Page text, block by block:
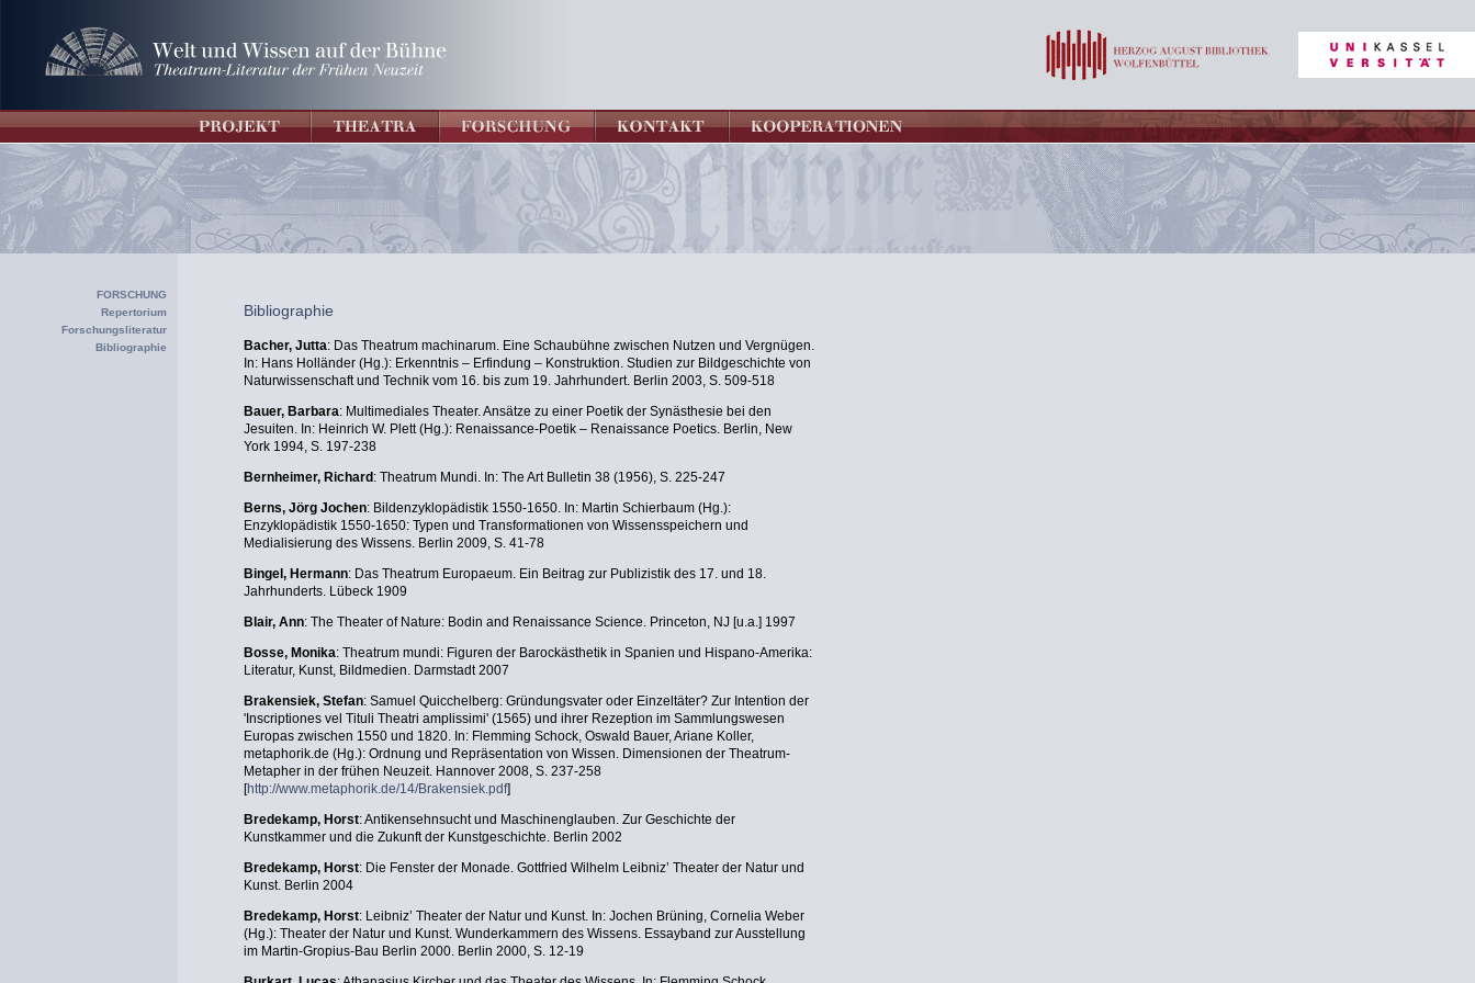
FORSCHUNG
Repertorium
Forschungsliteratur
Bibliographie
Bibliographie
Bacher, Jutta: Das Theatrum machinarum. Eine Schaubühne zwischen Nutzen und Vergnügen.
In: Hans Holländer (Hg.): Erkenntnis – Erfindung – Konstruktion. Studien zur Bildgeschichte von
Naturwissenschaft und Technik vom 16. bis zum 19. Jahrhundert. Berlin 2003, S. 509-518
Bauer, Barbara: Multimediales Theater. Ansätze zu einer Poetik der Synästhesie bei den
Jesuiten. In: Heinrich W. Plett (Hg.): Renaissance-Poetik – Renaissance Poetics. Berlin, New
York 1994, S. 197-238
Bernheimer, Richard : Theatrum Mundi. In: The Art Bulletin 38 (1956), S. 225-247
Berns, Jörg Jochen: Bildenzyklopädistik 1550-1650. In: Martin Schierbaum (Hg.):
Enzyklopädistik 1550-1650: Typen und Transformationen von Wissensspeichern und
Medialisierung des Wissens. Berlin 2009, S. 41-78
Bingel, Hermann: Das Theatrum Europaeum. Ein Beitrag zur Publizistik des 17. und 18.
Jahrhunderts. Lübeck 1909
Blair, Ann: The Theater of Nature: Bodin and Renaissance Science. Princeton, NJ [u.a.] 1997
Bosse, Monika: Theatrum mundi: Figuren der Barockästhetik in Spanien und Hispano-Amerika:
Literatur, Kunst, Bildmedien. Darmstadt 2007
Brakensiek, Stefan: Samuel Quicchelberg: Gründungsvater oder Einzeltäter? Zur Intention der
'Inscriptiones vel Tituli Theatri amplissimi' (1565) und ihrer Rezeption im Sammlungswesen
Europas zwischen 1550 und 1820. In: Flemming Schock, Oswald Bauer, Ariane Koller,
metaphorik.de (Hg.): Ordnung und Repräsentation von Wissen. Dimensionen der Theatrum-
Metapher in der frühen Neuzeit. Hannover 2008, S. 237-258
[http://www.metaphorik.de/14/Brakensiek.pdf]
Bredekamp, Horst: Antikensehnsucht und Maschinenglauben. Zur Geschichte der
Kunstkammer und die Zukunft der Kunstgeschichte. Berlin 2002
Bredekamp, Horst: Die Fenster der Monade. Gottfried Wilhelm Leibniz’ Theater der Natur und
Kunst. Berlin 2004
Bredekamp, Horst: Leibniz’ Theater der Natur und Kunst. In: Jochen Brüning, Cornelia Weber
(Hg.): Theater der Natur und Kunst. Wunderkammern des Wissens. Essayband zur Ausstellung
im Martin-Gropius-Bau Berlin 2000. Berlin 2000, S. 12-19